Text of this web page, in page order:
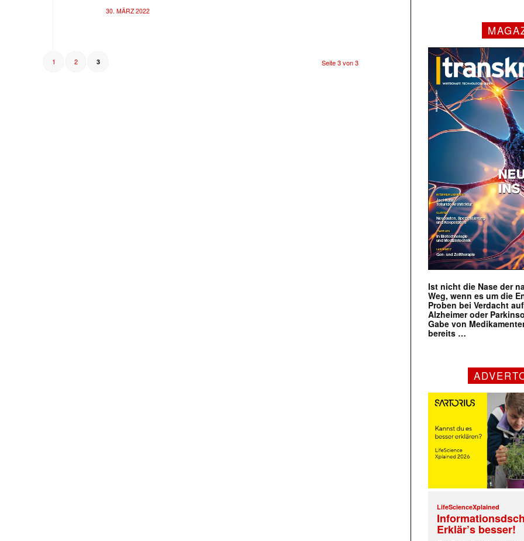
30. MÄRZ 2022
Seite 3 von 3
1 2 3
Ist nicht die Nase der
Weg, wenn es um die
Proben bei Verdacht
Alzheimer oder
Gabe von
bereits …
LifeScienceXplained
Erklär’s besser!